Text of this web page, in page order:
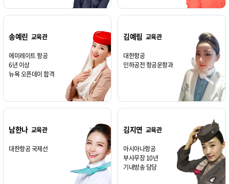
송예린 교육관
에미레이트 항공
6년 이상
뉴욕 오픈데이 합격
김예림 교육관
대한항공
인하공전 항공운항과
남한나 교육관
대한항공 국제선
김지연 교육관
아시아나항공
부사무장 10년
기내방송 담당